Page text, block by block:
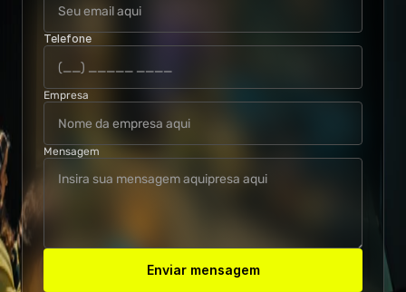
Telefone
Empresa
Mensagem
Enviar mensagem
HOME
SOBRE A DVGT
PORTFÓLIO
CONTATO
BLOG